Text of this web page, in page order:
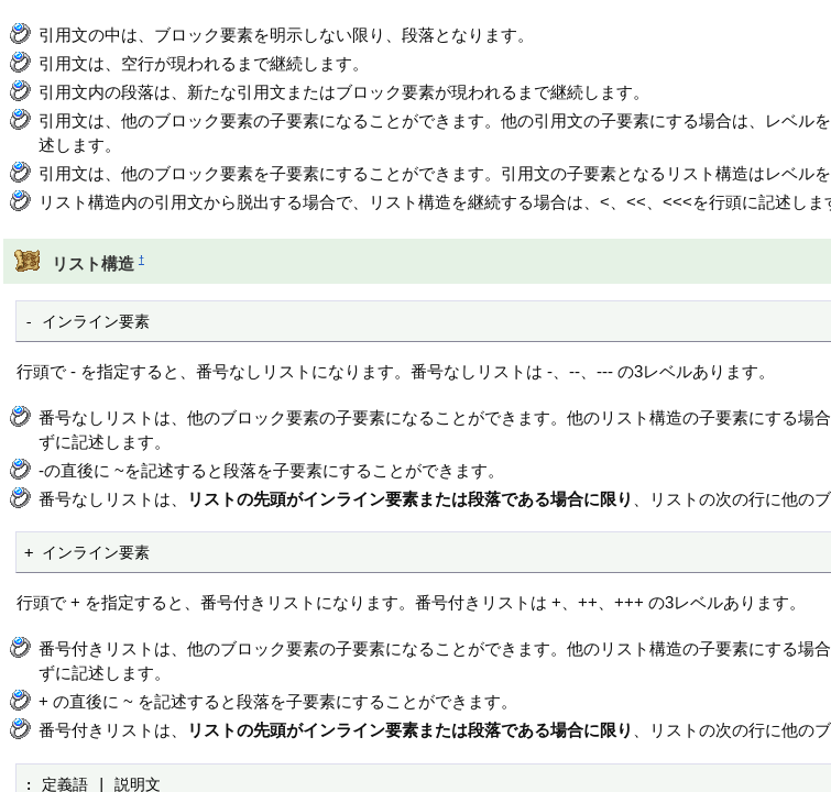
引用文の中は、ブロック要素を明示しない限り、段落となります。
引用文は、空行が現われるまで継続します。
引用文内の段落は、新たな引用文またはブロック要素が現われるまで継続します。
引用文は、他のブロック要素の子要素になることができます。他の引用文の子要素にする場合は、レベ
述します。
引用文は、他のブロック要素を子要素にすることができます。引用文の子要素となるリスト構造はレベル
リスト構造内の引用文から脱出する場合で、リスト構造を継続する場合は、<、<<、<<<を行頭に記述しま
リスト構造 †
- インライン要素
行頭で - を指定すると、番号なしリストになります。番号なしリストは -、--、--- の3レベルあります。
番号なしリストは、他のブロック要素の子要素になることができます。他のリスト構造の子要素にする
ずに記述します。
-の直後に ~を記述すると段落を子要素にすることができます。
番号なしリストは、
リストの先頭がインライン要素または段落である場合に限り 、リストの次の行に他の
+ インライン要素
行頭で + を指定すると、番号付きリストになります。番号付きリストは +、++、+++ の3レベルあります。
番号付きリストは、他のブロック要素の子要素になることができます。他のリスト構造の子要素にする
ずに記述します。
+ の直後に ~ を記述すると段落を子要素にすることができます。
番号付きリストは、
リストの先頭がインライン要素または段落である場合に限り 、リストの次の行に他の
: 定義語 | 説明文